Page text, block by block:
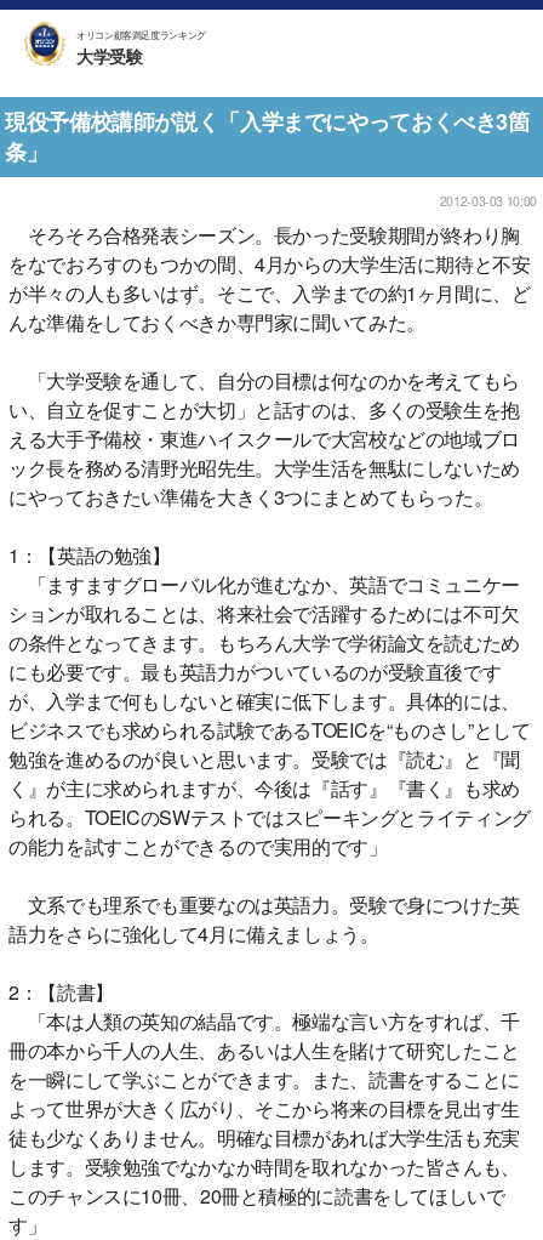
オリコン顧客満足度ランキング
大学受験
現役予備校講師が説く「入学までにやっておくべき3箇
条」
2012-03-03 10:00
そろそろ合格発表シーズン。長かった受験期間が終わり胸
をなでおろすのもつかの間、4月からの大学生活に期待と不安
が半々の人も多いはず。そこで、入学までの約1ヶ月間に、ど
んな準備をしておくべきか専門家に聞いてみた。
「大学受験を通して、自分の目標は何なのかを考えてもら
い、自立を促すことが大切」と話すのは、多くの受験生を抱
える大手予備校・東進ハイスクールで大宮校などの地域ブロ
ック長を務める清野光昭先生。大学生活を無駄にしないため
にやっておきたい準備を大きく3つにまとめてもらった。
1：【英語の勉強】
「ますますグローバル化が進むなか、英語でコミュニケー
ションが取れることは、将来社会で活躍するためには不可欠
の条件となってきます。もちろん大学で学術論文を読むため
にも必要です。最も英語力がついているのが受験直後です
が、入学まで何もしないと確実に低下します。具体的には、
ビジネスでも求められる試験であるTOEICを“ものさし”として
勉強を進めるのが良いと思います。受験では『読む』と『聞
く』が主に求められますが、今後は『話す』『書く』も求め
られる。TOEICのSWテストではスピーキングとライティング
の能力を試すことができるので実用的です」
文系でも理系でも重要なのは英語力。受験で身につけた英
語力をさらに強化して4月に備えましょう。
2：【読書】
「本は人類の英知の結晶です。極端な言い方をすれば、千
冊の本から千人の人生、あるいは人生を賭けて研究したこと
を一瞬にして学ぶことができます。また、読書をすることに
よって世界が大きく広がり、そこから将来の目標を見出す生
徒も少なくありません。明確な目標があれば大学生活も充実
します。受験勉強でなかなか時間を取れなかった皆さんも、
このチャンスに10冊、20冊と積極的に読書をしてほしいで
す」